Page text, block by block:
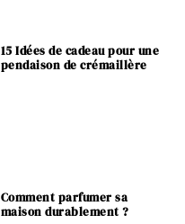
15 Idées de cadeau pour une
pendaison de crémaillère
Comment parfumer sa
maison durablement ?